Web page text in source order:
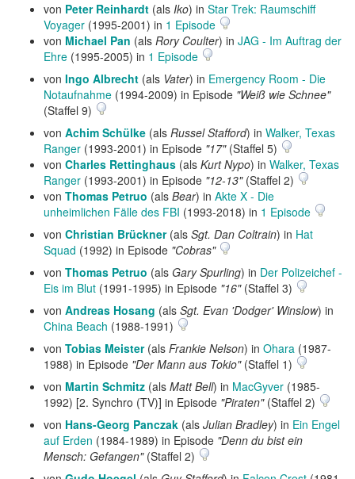
von Peter Reinhardt (als Iko) in Star Trek: Raumschiff
Voyager (1995-2001) in 1 Episode
von Michael Pan (als Rory Coulter) in JAG - Im Auftrag der
Ehre (1995-2005) in 1 Episode
von Ingo Albrecht (als Vater) in Emergency Room - Die
Notaufnahme (1994-2009) in Episode "Weiß wie Schnee"
(Staffel 9)
von Achim Schülke (als Russel Stafford) in Walker, Texas
Ranger (1993-2001) in Episode "17"(Staffel 5)
von Charles Rettinghaus (als Kurt Nypo) in Walker, Texas
Ranger (1993-2001) in Episode "12-13"(Staffel 2)
von Thomas Petruo (als Bear) in Akte X - Die
unheimlichen Fälle des FBI (1993-2018) in 1 Episode
von Christian Brückner(als Sgt. Dan Coltrain) in Hat
Squad (1992) in Episode "Cobras"
von Thomas Petruo (als Gary Spurling) in Der Polizeichef -
Eis im Blut (1991-1995) in Episode "16"(Staffel 3)
von Andreas Hosang (als Sgt. Evan 'Dodger' Winslow) in
China Beach (1988-1991)
von Tobias Meister(als Frankie Nelson) in Ohara (1987-
1988) in Episode "Der Mann aus Tokio"(Staffel 1)
von Martin Schmitz (als Matt Bell) in MacGyver (1985-
1992) [2. Synchro (TV)] in Episode "Piraten"(Staffel 2)
von Hans-Georg Panczak (als Julian Bradley) in Ein Engel
auf Erden (1984-1989) in Episode "Denn du bist ein
Mensch: Gefangen"(Staffel 2)